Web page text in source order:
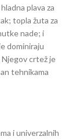
plava za
topla žuta za
nade; i
dominiraju
crtež je
tehnikama
i univerzalnih